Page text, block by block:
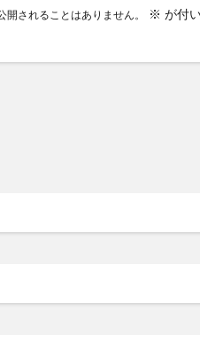
開されることはありません。 ※ が付